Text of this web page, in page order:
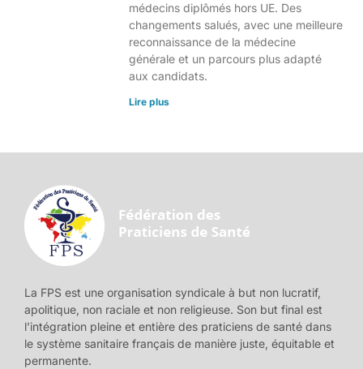
médecins diplômés hors UE. Des
changements salués, avec une meilleure
reconnaissance de la médecine
générale et un parcours plus adapté
aux candidats.
Lire plus
La FPS est une organisation syndicale à but non lucratif,
apolitique, non raciale et non religieuse. Son but final est
l’intégration pleine et entière des praticiens de santé dans
le système sanitaire français de manière juste, équitable et
permanente.